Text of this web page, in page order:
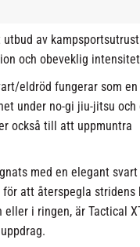
av
och obeveklig
eldröd fungerar som
under no-gi jiu-jitsu och
också till att uppmuntra
med en elegant svart
att återspegla stridens
i ringen, är Tactical